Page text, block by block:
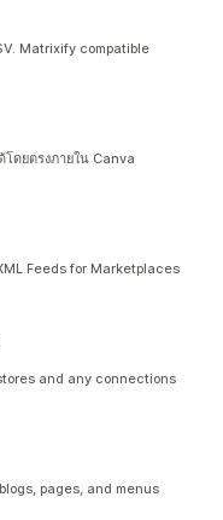
Matrixify compatible
ดยตรงภายใน Canva
Feeds for Marketplaces
and any connections
pages, and menus